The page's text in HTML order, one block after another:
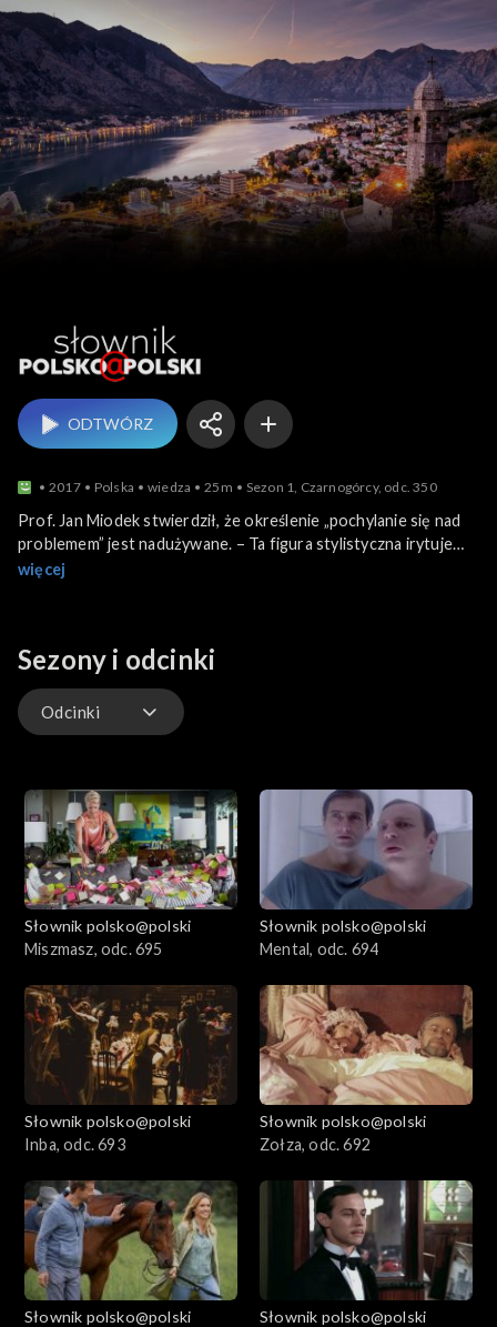
Słownik polsko@polski
ODTWÓRZ
2017 Polska wiedza 25m Sezon 1, Czarnogórcy, odc. 350
Prof. Jan Miodek stwierdził, że określenie „pochylanie się nad
problemem” jest nadużywane. – Ta figura stylistyczna irytuje
mnie – nie ukrywa. Kilkukrotny czy kilkakrotny? – Czarnogórcy
nosem”?
więcej
Sezony i odcinki
Odcinki
Słownik polsko@polski
Miszmasz, odc. 695
Słownik polsko@polski
Mental, odc. 694
Słownik polsko@polski
Inba, odc. 693
Słownik polsko@polski
Zołza, odc. 692
Słownik polsko@polski
Słownik polsko@polski